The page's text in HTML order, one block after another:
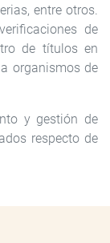
entre otros.
de
de títulos en
organismos de
y gestión de
respecto de